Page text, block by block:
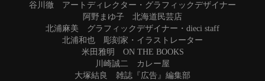
谷川徹 アートディレクター・グラフィックデザイナー
阿野まゆ子 北海道民芸店
北浦麻美 グラフィックデザイナー・dieci staff
北浦和也 彫刻家・イラストレーター
米田雅明 ON THE BOOKS
川崎誠二 カレー屋
大塚結良 雑誌『広告』編集部